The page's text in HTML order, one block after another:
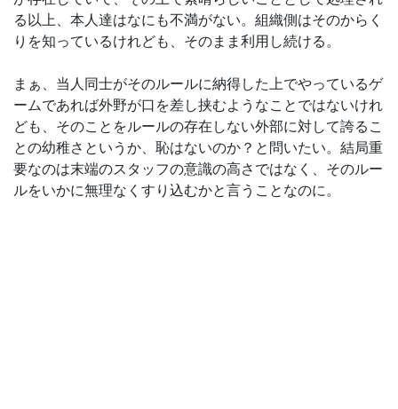
る以上、本人達はなにも不満がない。組織側はそのからく
りを知っているけれども、そのまま利用し続ける。
まぁ、当人同士がそのルールに納得した上でやっているゲ
ームであれば外野が口を差し挟むようなことではないけれ
ども、そのことをルールの存在しない外部に対して誇るこ
との幼稚さというか、恥はないのか？と問いたい。結局重
要なのは末端のスタッフの意識の高さではなく、そのルー
ルをいかに無理なくすり込むかと言うことなのに。